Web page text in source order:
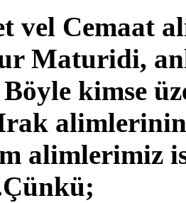
vel Cemaat
Maturidi,
kimse
alimlerimiz